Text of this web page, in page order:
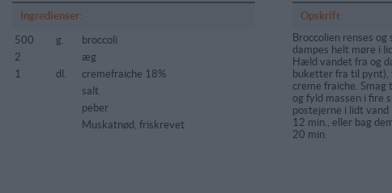
Ingredienser:
500
g.
broccoli
2
æg
1
dl.
cremefraiche 18%
salt
peber
Muskatnød, friskrevet
Opskrift:
Broccolien renses
dampes helt møre i
Hæld vandet fra og
buketter fra til pynt),
creme fraiche. Smag
og fyld massen i fire
postejerne i lidt vand
12 min., eller bag
20 min.